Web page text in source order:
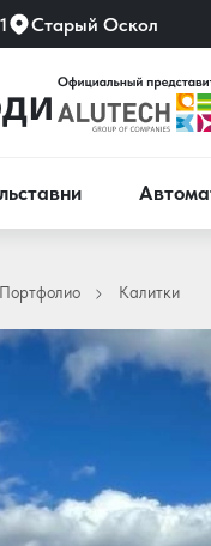
Старый Оскол
Портфолио Калитки